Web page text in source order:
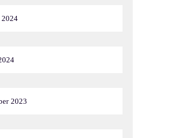
2024
2023